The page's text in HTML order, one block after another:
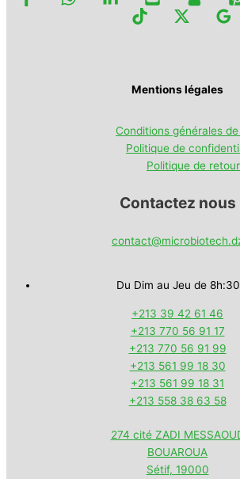
Mentions légales
Conditions générales
Politique de
Politique de retour
Contactez nous
Du Dim au Jeu de
+213 39 42 61 46
+213 770 56 91 17
+213 770 56 91 99
+213 561 99 18 30
+213 561 99 18 31
+213 558 38 63 58
274 cité ZADI
BOUAROUA
Sétif, 19000